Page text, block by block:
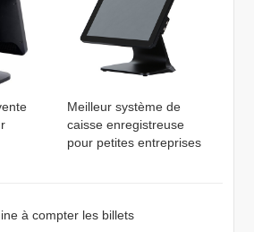
Meilleur système de
caisse enregistreuse
pour petites entreprises
à compter les billets